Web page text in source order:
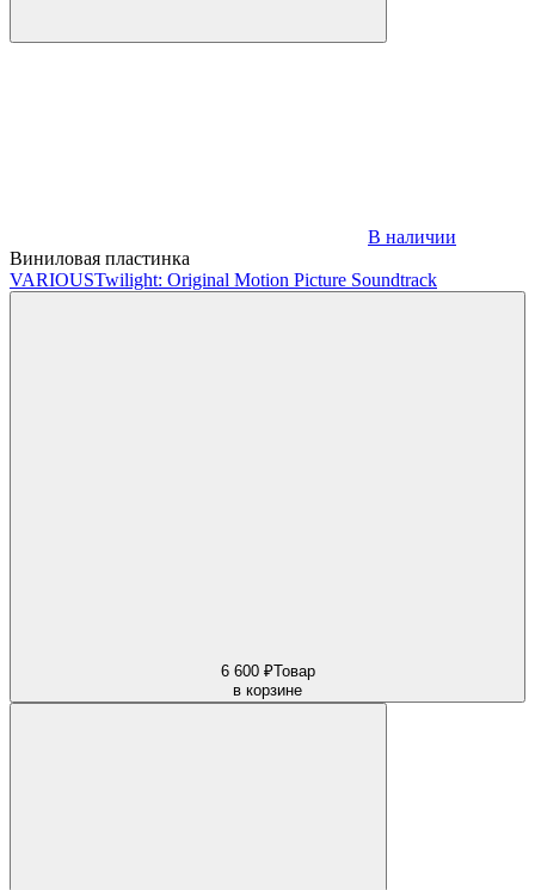
В наличии
Виниловая пластинка
VARIOUSTwilight: Original Motion Picture Soundtrack
6 600 ₽Товар
в корзине